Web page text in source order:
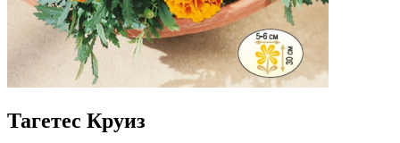
Тагетес Круиз